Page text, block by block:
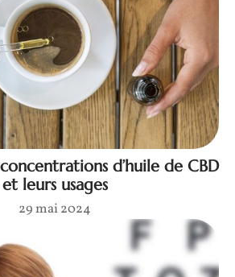
d’huile de CBD
et leurs usages
29 mai 2024